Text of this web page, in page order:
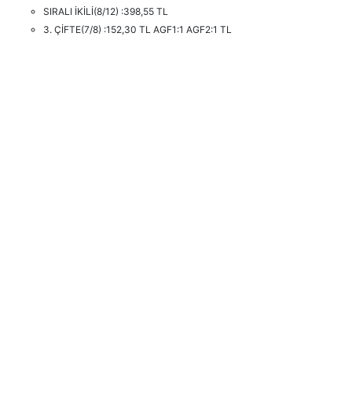
SIRALI İKİLİ(8/12) :398,55 TL
3. ÇİFTE(7/8) :152,30 TL AGF1:1 AGF2:1 TL